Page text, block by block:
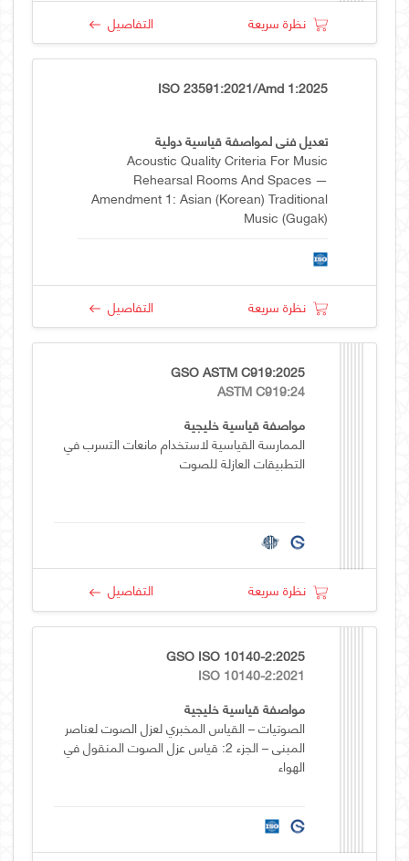
نظرة سريعة التفاصيل
ISO 23591:2021/Amd 1:2025
تعديل فني لمواصفة قياسية دولية
Acoustic Quality Criteria For Music
Rehearsal Rooms And Spaces —
Amendment 1: Asian (Korean) Traditional
Music (Gugak)
نظرة سريعة التفاصيل
GSO ASTM C919:2025
ASTM C919:24
مواصفة قياسية خليجية
الممارسة القياسية لاستخدام مانعات التسرب في
التطبيقات العازلة للصوت
نظرة سريعة التفاصيل
GSO ISO 10140-2:2025
ISO 10140-2:2021
مواصفة قياسية خليجية
الصوتيات – القياس المخبري لعزل الصوت لعناصر
المبنى – الجزء 2: قياس عزل الصوت المنقول في
الهواء